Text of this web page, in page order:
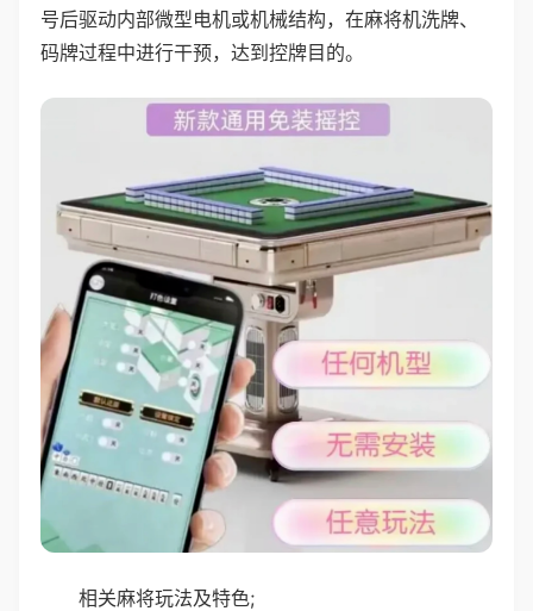
号后驱动内部微型电机或机械结构，在麻将机洗牌、
码牌过程中进行干预，达到控牌目的。
相关麻将玩法及特色;